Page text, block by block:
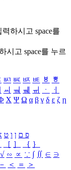
력하시고 space를
시고 space를 누르
ㅴ ㅵ ㅶ ㅷ ㅸ
ㅹ
ㆉ ㆊ ㆋ ㆌ ㆍ
ㆎ
Χ Ψ Ω α β γ δ ε ζ η
פ ם ן ו ט
［ ］ ｛ ｝
√ ∽ ∝ ∵ ∫ ∬ ∈ ∋
－ ＜ ＝
＞